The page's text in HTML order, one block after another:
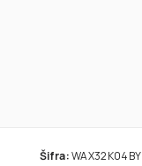
Šifra:WAX32K04BY